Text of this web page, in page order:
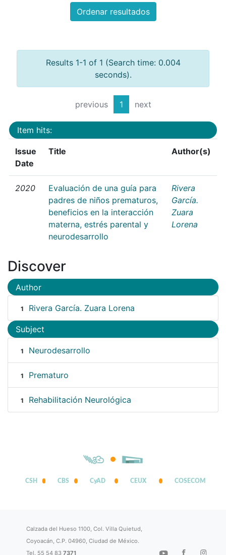
Ordenar resultados
Results 1-1 of 1 (Search time: 0.004
seconds).
previous 1 next
Item hits:
Issue
Date
Title Author(s)
2020
Evaluación de una guía para
padres de niños prematuros,
beneficios en la interacción
materna, estrés parental y
neurodesarrollo
Rivera
García.
Zuara
Lorena
Discover
Author
1 Rivera García. Zuara Lorena
Subject
1 Neurodesarrollo
1 Prematuro
1 Rehabilitación Neurológica
CSH CBS CyAD CEUX COSECOM
Calzada del Hueso 1100, Col. Villa Quietud,
Coyoacán, C.P. 04960, Ciudad de México.
Tel. 55 54 837371